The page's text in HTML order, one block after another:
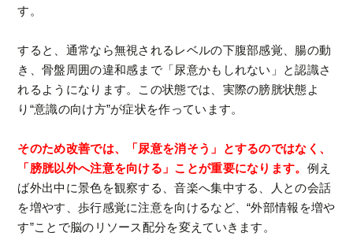
す。
すると、通常なら無視されるレベルの下腹部感覚、腸の動
き、骨盤周囲の違和感まで「尿意かもしれない」と認識さ
れるようになります。この状態では、実際の膀胱状態よ
り“意識の向け方”が症状を作っています。
そのため改善では、「尿意を消そう」とするのではなく、
「膀胱以外へ注意を向ける」ことが重要になります。 例え
ば外出中に景色を観察する、音楽へ集中する、人との会話
を増やす、歩行感覚に注意を向けるなど、“外部情報を増や
す”ことで脳のリソース配分を変えていきます。